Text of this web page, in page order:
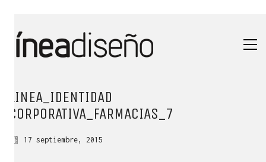
LINEA_IDENTIDAD
CORPORATIVA_FARMACIAS_7
17 septiembre, 2015